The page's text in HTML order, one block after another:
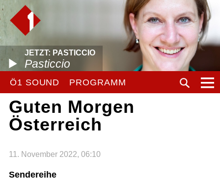
JETZT: PASTICCIO
Pasticcio
Ö1 SOUND PROGRAMM
Guten Morgen
Österreich
11. November 2022, 06:10
Sendereihe